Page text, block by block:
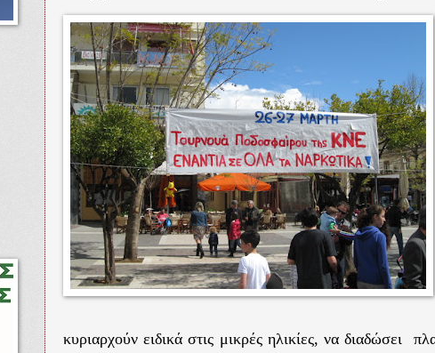
κυριαρχούν ειδικά στις μικρές ηλικίες, να διαδώσει